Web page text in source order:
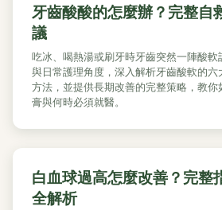
牙齒酸酸的怎麼辦？完整自
議
吃冰、喝熱湯或刷牙時牙齒突然一陣酸
與日常護理角度，深入解析牙齒酸軟的
方法，並提供長期改善的完整策略，教
膏與何時必須就醫。
白血球過高怎麼改善？完整
全解析